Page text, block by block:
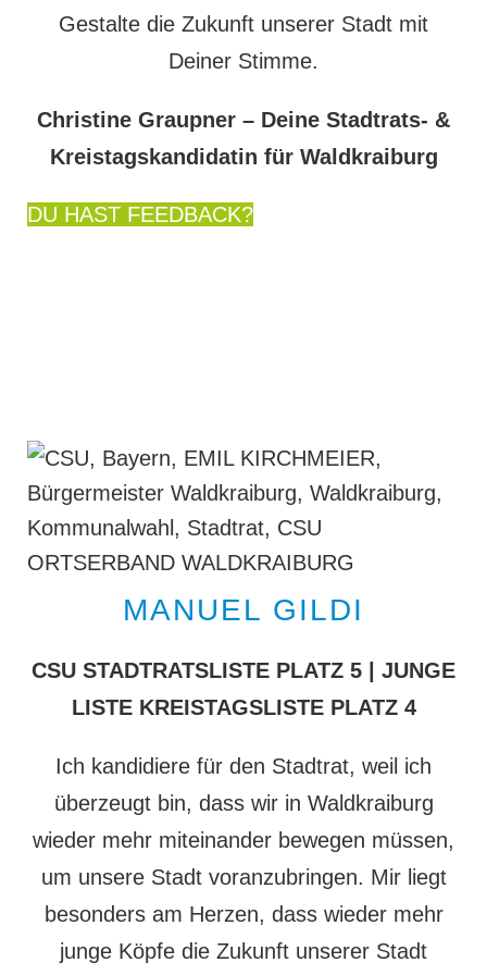
Gestalte die Zukunft unserer Stadt mit
Deiner Stimme.
Christine Graupner – Deine Stadtrats- &
Kreistagskandidatin für Waldkraiburg
DU HAST FEEDBACK?
MANUEL GILDI
CSU STADTRATSLISTE PLATZ 5 | JUNGE
LISTE KREISTAGSLISTE PLATZ 4
Ich kandidiere für den Stadtrat, weil ich
überzeugt bin, dass wir in Waldkraiburg
wieder mehr miteinander bewegen müssen,
um unsere Stadt voranzubringen. Mir liegt
besonders am Herzen, dass wieder mehr
junge Köpfe die Zukunft unserer Stadt